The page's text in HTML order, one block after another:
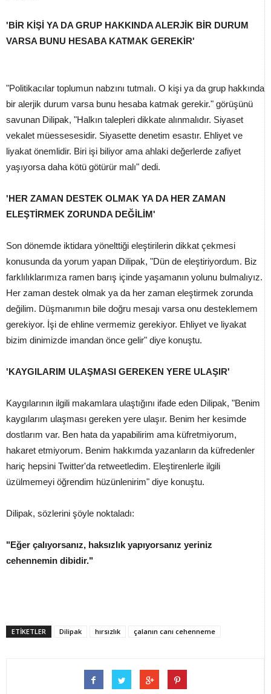
'BİR KİŞİ YA DA GRUP HAKKINDA ALERJİK BİR DURUM
VARSA BUNU HESABA KATMAK GEREKİR'
"Politikacılar toplumun nabzını tutmalı. O kişi ya da grup hakkında
bir alerjik durum varsa bunu hesaba katmak gerekir." görüşünü
savunan Dilipak, "Halkın talepleri dikkate alınmalıdır. Siyaset
vekalet müessesesidir. Siyasette denetim esastır. Ehliyet ve
liyakat önemlidir. Biri işi biliyor ama ahlaki değerlerde zafiyet
yaşıyorsa daha kötü götürür malı" dedi.
'HER ZAMAN DESTEK OLMAK YA DA HER ZAMAN
ELEŞTİRMEK ZORUNDA DEĞİLİM'
Son dönemde iktidara yönelttiği eleştirilerin dikkat çekmesi
konusunda da yorum yapan Dilipak, "Dün de eleştiriyordum. Biz
farklılıklarımıza ramen barış içinde yaşamanın yolunu bulmalıyız.
Her zaman destek olmak ya da her zaman eleştirmek zorunda
değilim. Düşmanımın bile doğru mesajı varsa onu desteklemem
gerekiyor. İşi de ehline vermemiz gerekiyor. Ehliyet ve liyakat
bizim dinimizde imandan önce gelir" diye konuştu.
'KAYGILARIM ULAŞMASI GEREKEN YERE ULAŞIR'
Kaygılarının ilgili makamlara ulaştığını ifade eden Dilipak, "Benim
kaygılarım ulaşması gereken yere ulaşır. Benim her kesimde
dostlarım var. Ben hata da yapabilirim ama küfretmiyorum,
hakaret etmiyorum. Benim hakkımda yazanların da küfredenler
hariç hepsini Twitter'da retweetledim. Eleştirenlerle ilgili
üzülmemeyi öğrendim hüzünlenirim" diye konuştu.
Dilipak, sözlerini şöyle noktaladı:
"Eğer çalıyorsanız, haksızlık yapıyorsanız yeriniz
cehennemin dibidir."
ETİKETLER Dilipak hırsızlık çalanın canı cehenneme